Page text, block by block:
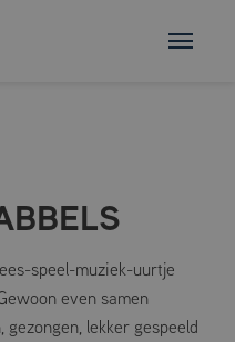
speel-muziek-uurtje
even samen
lekker gespeeld